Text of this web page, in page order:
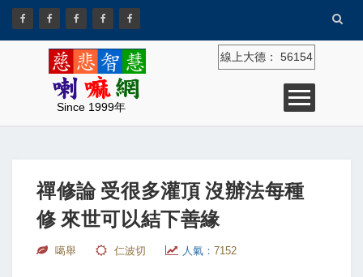
Since 1999年
線上大德： 56154
禪修論 受很多灌頂 沒辦法每種
修 來世可以結下善緣
噶舉 仁波切 人氣： 7152